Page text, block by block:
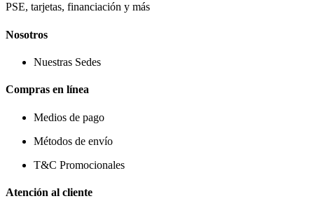
PSE, tarjetas, financiación y más
Nosotros
Nuestras Sedes
Compras en línea
Medios de pago
Métodos de envío
T&C Promocionales
Atención al cliente